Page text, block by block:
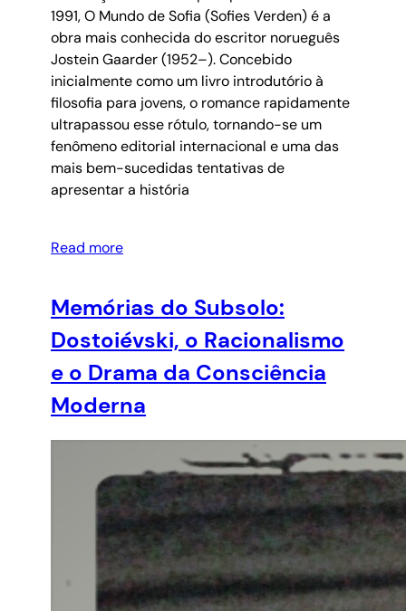
1991, O Mundo de Sofia (Sofies Verden) é a
obra mais conhecida do escritor norueguês
Jostein Gaarder (1952–). Concebido
inicialmente como um livro introdutório à
filosofia para jovens, o romance rapidamente
ultrapassou esse rótulo, tornando-se um
fenômeno editorial internacional e uma das
mais bem-sucedidas tentativas de
apresentar a história
Read more
Memórias do Subsolo:
Dostoiévski, o Racionalismo
e o Drama da Consciência
Moderna